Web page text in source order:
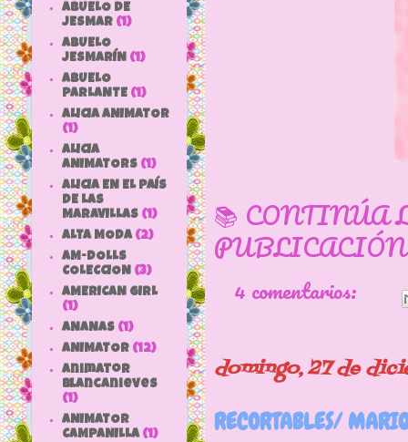
📚 CONTINÚA
4 comentarios:
domingo, 27 de
RECORTABLES/
ABUELO DE
JESMAR (1)
ABUELO
JESMARÍN (1)
ABUELO
PARLANTE (1)
ALICIA ANIMATOR
(1)
ALICIA
ANIMATORS (1)
ALICIA EN EL PAÍS
DE LAS
MARAVILLAS (1)
ALTA MODA (2)
AM-DOLLS
COLECCION (3)
AMERICAN GIRL
(1)
ANANAS (1)
ANIMATOR (12)
animator
blancanieves
(1)
ANIMATOR
CAMPANILLA (1)